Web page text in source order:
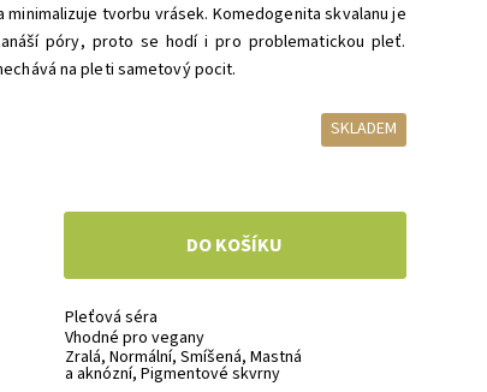
tvorbu vrásek. Komedogenita skvalanu je
póry, proto se hodí i pro problematickou pleť.
na pleti sametový pocit.
SKLADEM
Pleťová séra
Vhodné pro vegany
Zralá, Normální, Smíšená, Mastná
a aknózní, Pigmentové skvrny